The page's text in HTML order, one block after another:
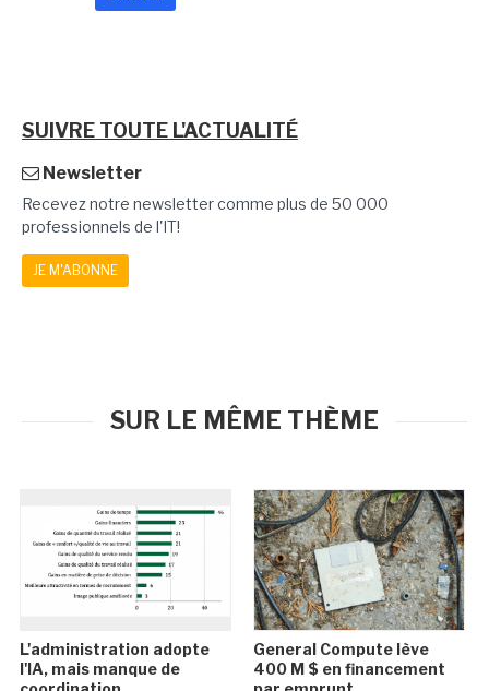
SUIVRE TOUTE L'ACTUALITÉ
Newsletter
Recevez notre newsletter comme plus de 50 000
professionnels de l'IT!
JE M'ABONNE
SUR LE MÊME THÈME
L'administration adopte
l'IA, mais manque de
General Compute lève
400 M $ en financement